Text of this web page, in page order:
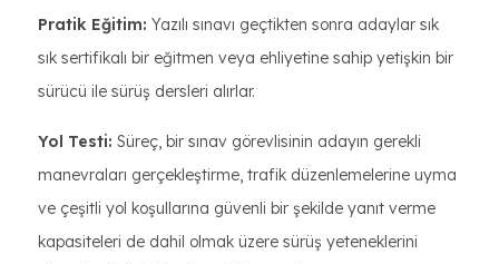
Pratik Eğitim: Yazılı sınavı geçtikten sonra adaylar sık
sık sertifikalı bir eğitmen veya ehliyetine sahip yetişkin bir
sürücü ile sürüş dersleri alırlar.
Yol Testi: Süreç, bir sınav görevlisinin adayın gerekli
manevraları gerçekleştirme, trafik düzenlemelerine uyma
ve çeşitli yol koşullarına güvenli bir şekilde yanıt verme
kapasiteleri de dahil olmak üzere sürüş yeteneklerini